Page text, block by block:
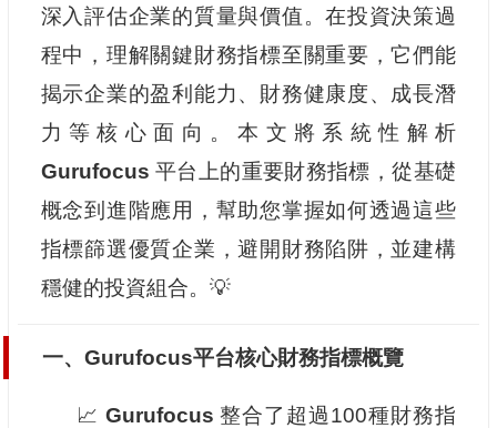
深入評估企業的質量與價值。在投資決策過
程中，理解關鍵財務指標至關重要，它們能
揭示企業的盈利能力、財務健康度、成長潛
力等核心面向。本文將系統性解析
Gurufocus 平台上的重要財務指標，從基礎
概念到進階應用，幫助您掌握如何透過這些
指標篩選優質企業，避開財務陷阱，並建構
穩健的投資組合。💡
一、Gurufocus平台核心財務指標概覽
📈 Gurufocus 整合了超過100種財務指